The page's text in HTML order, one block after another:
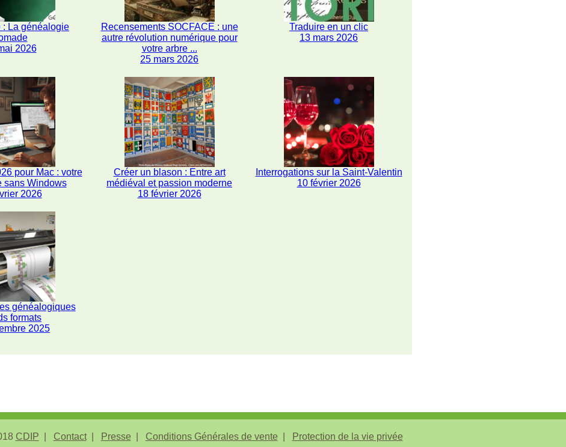
: La généalogie
2026
Recensements SOCFACE : une
autre révolution numérique pour
votre arbre ...
25 mars 2026
Traduire en un clic
13 mars 2026
pour Mac : votre
sans Windows
2026
Créer un blason : Entre art
médiéval et passion moderne
18 février 2026
Interrogations sur la Saint-Valentin
10 février 2026
généalogiques
formats
2025
CDIP Contact Presse Conditions Générales de vente Protection de la vie privée